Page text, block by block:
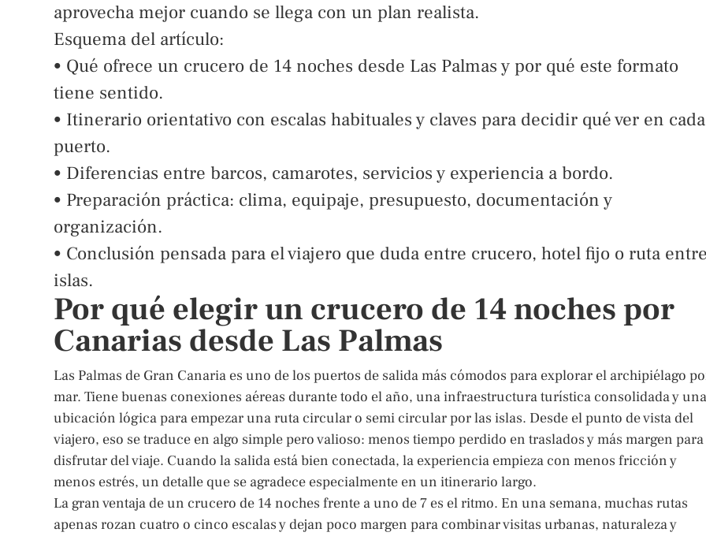
aprovecha mejor cuando se llega con un plan realista.
Esquema del artículo:
• Qué ofrece un crucero de 14 noches desde Las Palmas y por qué este formato
tiene sentido.
• Itinerario orientativo con escalas habituales y claves para decidir qué ver en cada
puerto.
• Diferencias entre barcos, camarotes, servicios y experiencia a bordo.
• Preparación práctica: clima, equipaje, presupuesto, documentación y
organización.
• Conclusión pensada para el viajero que duda entre crucero, hotel fijo o ruta
islas.
Por qué elegir un crucero de 14 noches por
Canarias desde Las Palmas
Las Palmas de Gran Canaria es uno de los puertos de salida más cómodos para explorar el archipiélago
mar. Tiene buenas conexiones aéreas durante todo el año, una infraestructura turística consolidada y una
ubicación lógica para empezar una ruta circular o semi circular por las islas. Desde el punto de vista del
viajero, eso se traduce en algo simple pero valioso: menos tiempo perdido en traslados y más margen para
disfrutar del viaje. Cuando la salida está bien conectada, la experiencia empieza con menos fricción y
menos estrés, un detalle que se agradece especialmente en un itinerario largo.
La gran ventaja de un crucero de 14 noches frente a uno de 7 es el ritmo. En una semana, muchas rutas
apenas rozan cuatro o cinco escalas y dejan poco margen para combinar visitas urbanas, naturaleza y